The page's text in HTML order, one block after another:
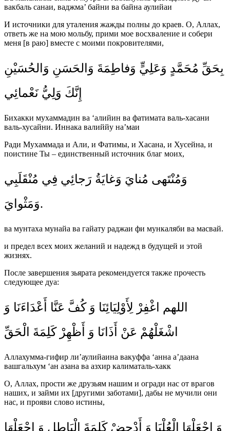
вакбаль санаи, ваджма’ байни ва байна аулийаи
И источники для уталения жажды полны до краев. О, Аллах,
ответь же на мою мольбу, прими мое восхваление и собери
меня [в раю] вместе с моими покровителями,
بِحَقِّ مُحَمَّدٍ وَعَلِيٍّ وَفاطِمَةَ وَالحَسَنِ وَالحُسَيْنِ
إِنَّكَ وَلِيُّ نَعْمائِي
Бихакки мухаммадин ва ‘алийин ва фатимата валь-хасани
валь-хусайни. Иннака валиййу на’маи
Ради Мухаммада и Али, и Фатимы, и Хасана, и Хусейна, и
поистине Ты – единственный источник благ моих,
وَمُنْتَهى مُنايَ وَغايَةُ رَجائِي فِي مُنْقَلَبِي
وَمَثْوايَ.
ва мунтаха мунайа ва гайату раджаи фи мункаляби ва масвай.
и предел всех моих желаний и надежд в будущей и этой
жизнях.
После завершения зьярата рекомендуется также прочесть
следующее дуа:
اللهم اغْفِرْ لِأَوْلِيَائِنَا وَ كُفَّ عَنَّا أَعْدَاءَنَا وَ
اشْغَلْهُمْ عَنْ أَذَانَا وَ أَظْهِرْ كَلِمَةَ الْحَقِّ
Аллахумма-гифир ли’аулийаина вакуффа ‘анна а’даана
вашгальхум ‘ан азана ва азхир калиматаль-хакк
О, Аллах, прости же друзьям нашим и огради нас от врагов
наших, и займи их [другими заботами], дабы не мучили они
нас, и прояви слово истины,
وَ اجْعَلْهَا الْعُلْيَا وَ أَدْحِضْ كَلِمَةَ الْبَاطِلِ وَ اجْعَلْهَا